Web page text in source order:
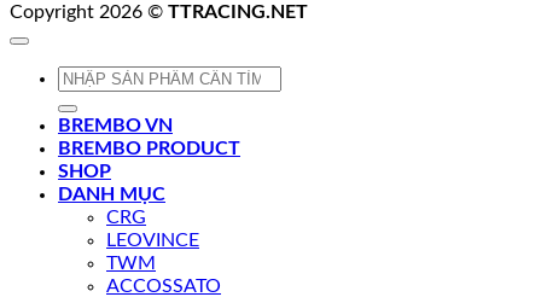
Copyright 2026 © TTRACING.NET
Tìm
BREMBO VN
BREMBO PRODUCT
SHOP
DANH MỤC
CRG
LEOVINCE
TWM
ACCOSSATO